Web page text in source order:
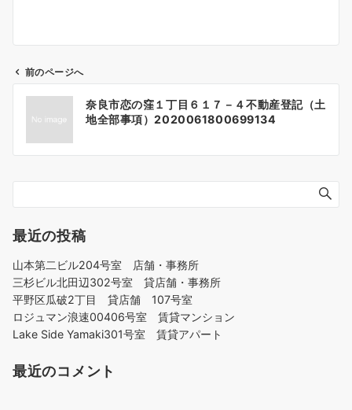
シ
ョ
前のページへ
奈良市恋の窪１丁目６１７－４不動産登記（土
地全部事項）2020061800699134
最近の投稿
山本第二ビル204号室 店舗・事務所
三杉ビル北田辺302号室 貸店舗・事務所
平野区瓜破2丁目 貸店舗 107号室
ロジュマン浪速00406号室 賃貸マンション
Lake Side Yamaki301号室 賃貸アパート
最近のコメント